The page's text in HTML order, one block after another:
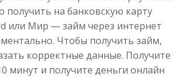
до50 000 ₽
от 1 до 21 дня
Получить
получить на банковскую карту
или Мир — займ через интернет
Чтобы получить займ,
корректные данные. Получите
минут и получите деньги онлайн